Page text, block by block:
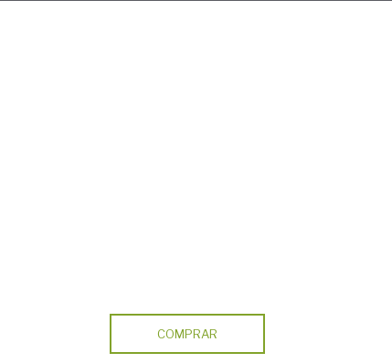
COMPRAR